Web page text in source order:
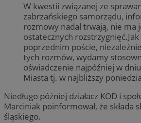
W kwestii związanej ze
zabrzańskiego samorządu,
rozmowy nadal trwają, nie ma
ostatecznych rozstrzygnięć.Jak
poprzednim poście,
tych rozmów, wydamy
oświadczenie najpóźniej w
Miasta tj. w najbliższy
Niedługo później działacz KOD i
Marciniak poinformował, że składa
śląskiego.